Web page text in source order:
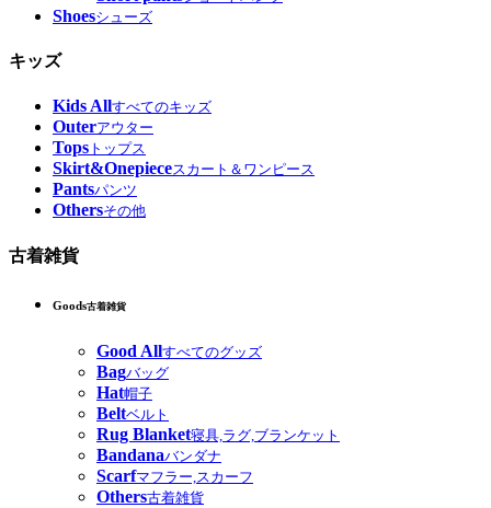
Shoesシューズ
キッズ
Kids Allすべてのキッズ
Outerアウター
Tops トップス
Skirt&Onepieceスカート＆ワンピース
Pantsパンツ
Othersその他
古着雑貨
Goods古着雑貨
Good Allすべてのグッズ
Bagバッグ
Hat帽子
Beltベルト
Rug Blanket寝具,ラグ,ブランケット
Bandanaバンダナ
Scarfマフラー,スカーフ
Others古着雑貨